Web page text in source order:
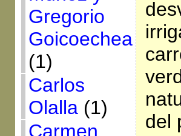
Gregorio
Goicoechea
(1)
Carlos
Olalla(1)
Carmen
del